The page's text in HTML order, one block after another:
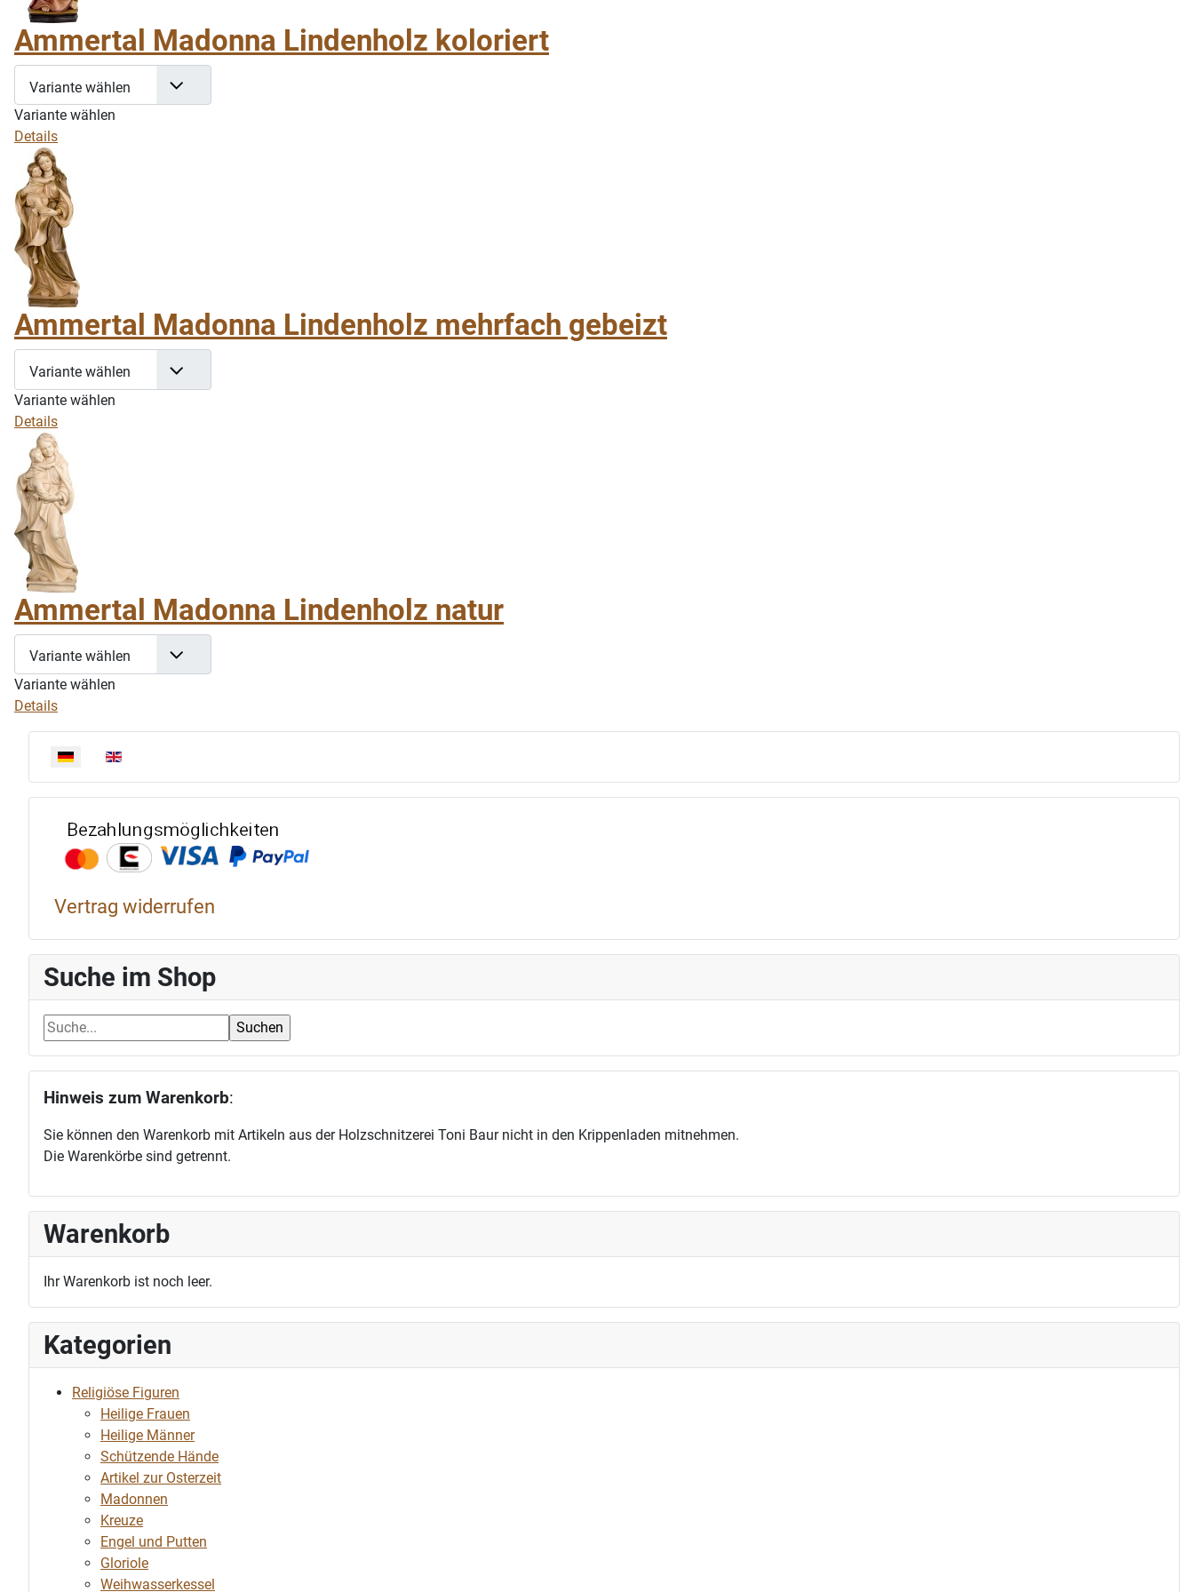
Sprache auswählen
Vertrag widerrufen
Suche im Shop
Hinweis zum Warenkorb:
Sie können den Warenkorb mit Artikeln aus der Holzschnitzerei Toni Baur nicht in den Krippenladen mitnehmen.
Die Warenkörbe sind getrennt.
Warenkorb
Ihr Warenkorb ist noch leer.
Kategorien
Religiöse Figuren
Heilige Frauen
Heilige Männer
Schützende Hände
Artikel zur Osterzeit
Madonnen
Kreuze
Engel und Putten
Gloriole
Weihwasserkessel
Ammertal Madonna Lindenholz koloriert
Variante wählen
Variante wählen
Details
Ammertal Madonna Lindenholz mehrfach gebeizt
Variante wählen
Variante wählen
Details
Ammertal Madonna Lindenholz natur
Variante wählen
Variante wählen
Details